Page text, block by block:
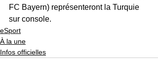
FC Bayern) représenteront la Turquie
sur console.
eSport
À la une
Infos officielles